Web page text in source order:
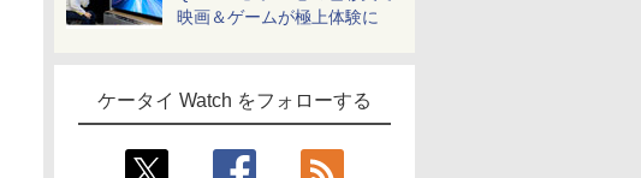
映画＆ゲームが極上体験に
ケータイ Watch をフォローする